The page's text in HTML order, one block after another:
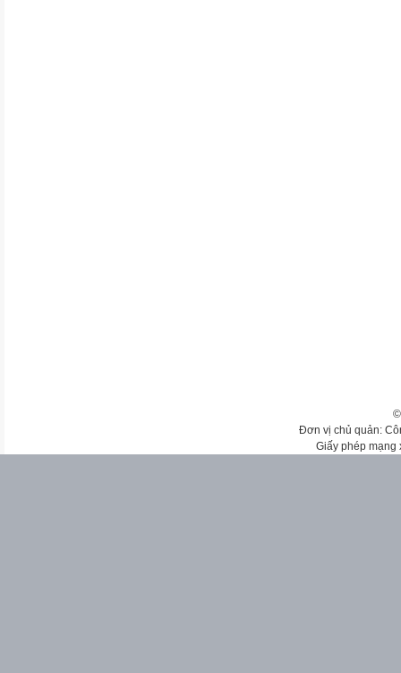
Đơn vị chủ quản:
Giấy phép mạng